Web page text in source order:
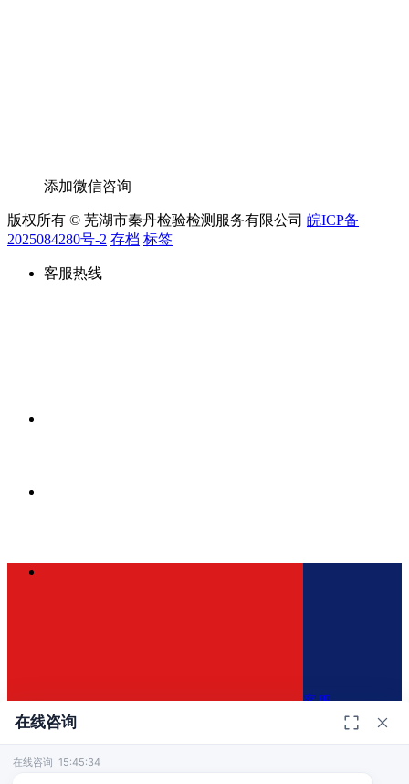
添加微信咨询
版权所有 © 芜湖市秦丹检验检测服务有限公司 皖ICP备
2025084280号-2 存档 标签
客服热线
400-110-0821
客服
在线咨询
在线咨询 15:45:34